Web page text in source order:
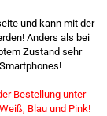
und kann mit der
Anders als bei
Zustand sehr
Bestellung unter
Blau und Pink!